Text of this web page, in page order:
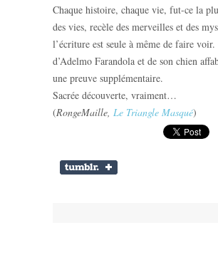
Chaque histoire, chaque vie, fut-ce la
des vies, recèle des merveilles et des
l’écriture est seule à même de faire
d’Adelmo Farandola et de son chien
une preuve supplémentaire.
Sacrée découverte, vraiment…
(RongeMaille, Le Triangle Masqué)